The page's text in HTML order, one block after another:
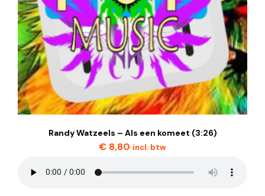
Randy Watzeels – Als een komeet (3:26)
€ 8,80 incl. btw